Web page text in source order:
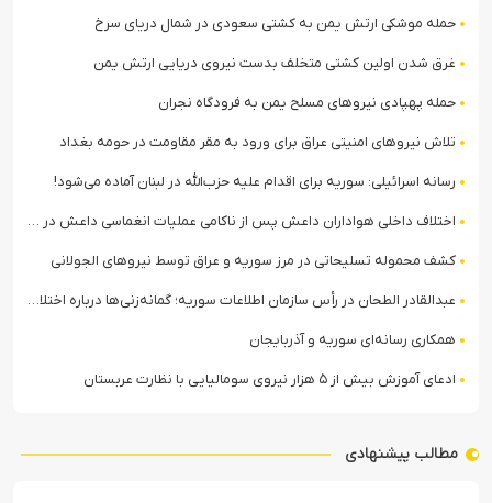
حمله موشکی ارتش یمن به کشتی سعودی در شمال دریای سرخ
غرق شدن اولین کشتی متخلف بدست نیروی دریایی ارتش یمن
حمله پهپادی نیروهای مسلح یمن به فرودگاه نجران
تلاش نیروهای امنیتی عراق برای ورود به مقر مقاومت در حومه بغداد
رسانه اسرائیلی: سوریه برای اقدام علیه حزب‌الله در لبنان آماده می‌شود!
اختلاف داخلی هواداران داعش پس از ناکامی عملیات انغماسی داعش در رقه
کشف محموله تسلیحاتی در مرز سوریه و عراق توسط نیروهای الجولانی
عبدالقادر الطحان در رأس سازمان اطلاعات سوریه؛ گمانه‌زنی‌ها درباره اختلافات در ساختار امنیتی
همکاری رسانه‌ای سوریه و آذربایجان
ادعای آموزش بیش از ۵ هزار نیروی سومالیایی با نظارت عربستان
مطالب پیشنهادی